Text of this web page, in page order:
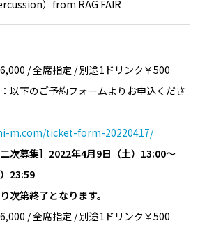
）from RAG FAIR
/ 全席指定 / 別途1ドリンク￥500
以下のご予約フォームよりお申込くださ
m.com/ticket-form-20220417/
次募集］2022年4月9日（土）13:00～
23:59
次第終了となります。
/ 全席指定 / 別途1ドリンク￥500